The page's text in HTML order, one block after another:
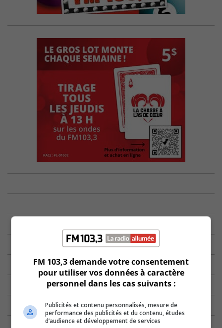
FM 103,3 demande votre consentement
pour utiliser vos données à caractère
personnel dans les cas suivants :
Publicités et contenu personnalisés, mesure de
performance des publicités et du contenu, études
d’audience et développement de services